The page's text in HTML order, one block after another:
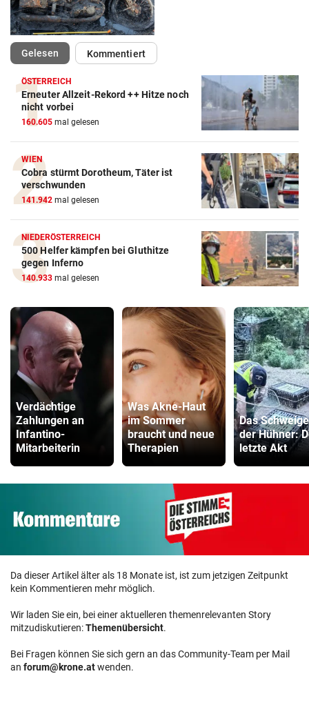
Gelesen(ausgewählt)Kommentiert
ÖSTERREICH
Erneuter Allzeit-Rekord ++ Hitze noch
nicht vorbei
160.605 mal gelesen
WIEN
Cobra stürmt Dorotheum, Täter ist
verschwunden
141.942 mal gelesen
NIEDERÖSTERREICH
500 Helfer kämpfen bei Gluthitze
gegen Inferno
140.933 mal gelesen
Verdächtige
Zahlungen an
Infantino-
Mitarbeiterin
Was Akne-Haut
im Sommer
braucht und neue
Therapien
Das
der Hühner:
letzte Akt
Da dieser Artikel älter als 18 Monate ist, ist zum jetzigen Zeitpunkt
kein Kommentieren mehr möglich.
Wir laden Sie ein, bei einer aktuelleren themenrelevanten Story
mitzudiskutieren:Themenübersicht.
Bei Fragen können Sie sich gern an das Community-Team per Mail
an forum@krone.atwenden.